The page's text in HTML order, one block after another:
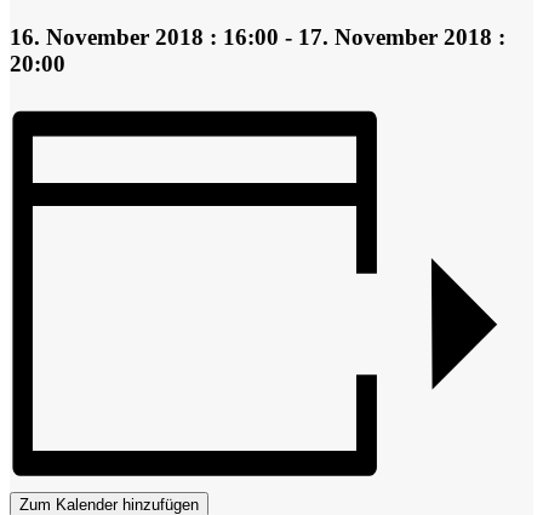
16. November 2018 : 16:00 - 17. November 2018 :
20:00
Zum Kalender hinzufügen